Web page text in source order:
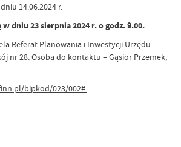
14.06.2024 r.
dniu 23 sierpnia 2024 r. o godz. 9.00.
Referat Planowania i Inwestycji Urzędu
nr 28. Osoba do kontaktu – Gąsior Przemek,
bipkod/023/002#